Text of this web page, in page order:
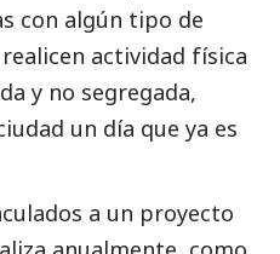
con algún tipo de
actividad física
y no segregada,
un día que ya es
a un proyecto